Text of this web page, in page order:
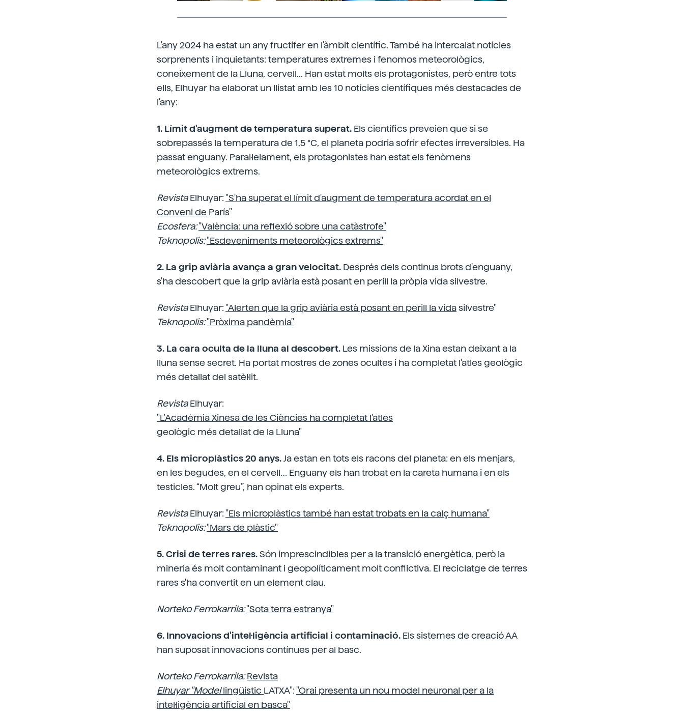
L'any 2024 ha estat un any fructífer en l'àmbit científic. També ha intercalat notícies
sorprenents i inquietants: temperatures extremes i fenomos meteorològics,
coneixement de la Lluna, cervell... Han estat molts els protagonistes, però entre tots
ells, Elhuyar ha elaborat un llistat amb les 10 notícies científiques més destacades de
l'any:
1. Límit d'augment de temperatura superat. Els científics preveien que si se
sobrepassés la temperatura de 1,5 °C, el planeta podria sofrir efectes irreversibles. Ha
passat enguany. Paral·lelament, els protagonistes han estat els fenòmens
meteorològics extrems.
RevistaElhuyar:"S'ha superat el límit d'augment de temperatura acordat en el
Conveni de París"
Ecosfera:"València: una reflexió sobre una catàstrofe"
Teknopolis:"Esdeveniments meteorològics extrems"
2. La grip aviària avança a gran velocitat. Després dels continus brots d'enguany,
s'ha descobert que la grip aviària està posant en perill la pròpia vida silvestre.
RevistaElhuyar:"Alerten que la grip aviària està posant en perill la vidasilvestre"
Teknopolis:"Pròxima pandèmia"
3. La cara oculta de la lluna al descobert. Les missions de la Xina estan deixant a la
lluna sense secret. Ha portat mostres de zones ocultes i ha completat l'atles geològic
més detallat del satèl·lit.
RevistaElhuyar:
"L'Acadèmia Xinesa de lesCiències ha completat l'atles
geològic més detallat de la Lluna"
4. Els microplàstics 20 anys.Ja estan en tots els racons del planeta: en els menjars,
en les begudes, en el cervell… Enguany els han trobat en la careta humana i en els
testicles. “Molt greu”, han opinat els experts.
RevistaElhuyar:"Els microplàstics també han estat trobats en la calç humana"
Teknopolis:"Mars de plàstic"
5. Crisi de terres rares.Són imprescindibles per a la transició energètica, però la
mineria és molt contaminant i geopolíticament molt conflictiva. El reciclatge de terres
rares s'ha convertit en un element clau.
Norteko Ferrokarrila:"Sota terra estranya"
6. Innovacions d'intel·ligència artificial i contaminació. Els sistemes de creació AA
han suposat innovacions contínues per al basc.
Norteko Ferrokarrila: Revista
Elhuyar "Modellingüístic LATXA":"Orai presenta un nou model neuronal per a la
intel·ligència artificial en basca"